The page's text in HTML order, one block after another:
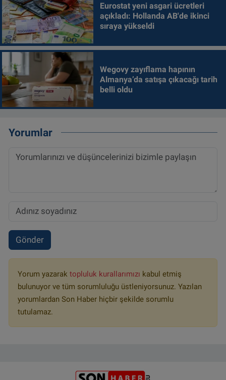
Eurostat yeni asgari ücretleri
açıkladı: Hollanda AB'de ikinci
sıraya yükseldi
Wegovy zayıflama hapının
Almanya’da satışa çıkacağı tarih
belli oldu
Yorumlar
Gönder
Yorum yazarak topluluk kurallarımızı kabul etmiş
bulunuyor ve tüm sorumluluğu üstleniyorsunuz. Yazılan
yorumlardan Son Haber hiçbir şekilde sorumlu
tutulamaz.